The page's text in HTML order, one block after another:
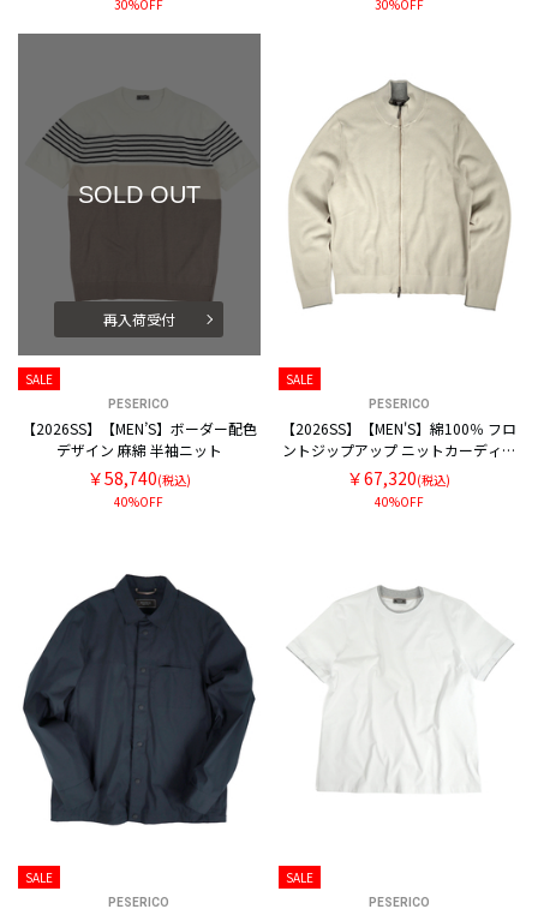
30%OFF
30%OFF
SOLD OUT
再入荷受付
SALE
PESERICO
【2026SS】【MEN’S】ボーダー配色
デザイン 麻綿 半袖ニット
￥58,740(税込)
40%OFF
SALE
PESERICO
【2026SS】【MEN'S】綿100％ フロ
ントジップアップ ニットカーディガ
ン
￥67,320(税込)
40%OFF
SALE
PESERICO
SALE
PESERICO